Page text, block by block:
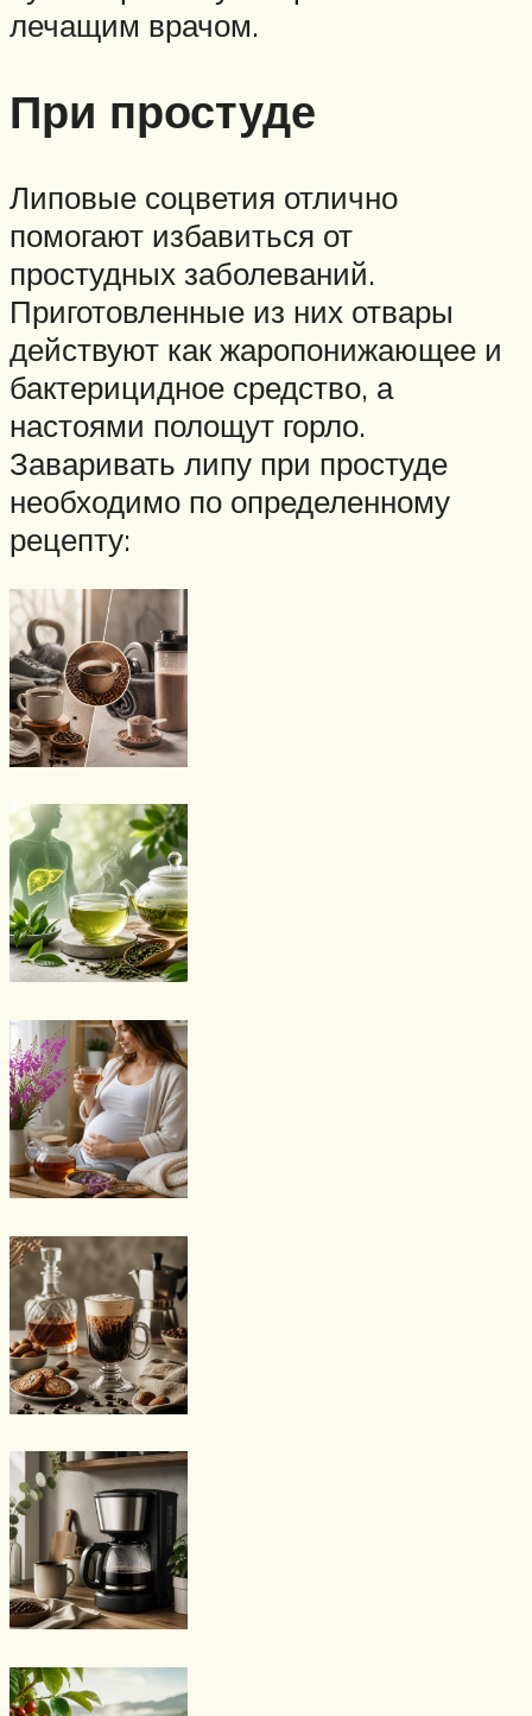
лечащим врачом.
При простуде
Липовые соцветия отлично
помогают избавиться от
простудных заболеваний.
Приготовленные из них отвары
действуют как жаропонижающее и
бактерицидное средство, а
настоями полощут горло.
Заваривать липу при простуде
необходимо по определенному
рецепту: